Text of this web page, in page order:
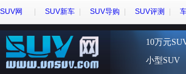
SUV网 SUV新车 SUV导购 SUV评测
10万元
小型SUV